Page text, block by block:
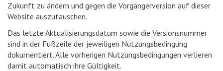
Zukunft zu ändern und gegen die Vorgängerversion auf dieser
Website auszutauschen.
Das letzte Aktualisierungsdatum sowie die Versionsnummer
sind in der Fußzeile der jeweiligen Nutzungsbedingung
dokumentiert. Alle vorherigen Nutzungsbedingungen verlieren
damit automatisch ihre Gültigkeit.